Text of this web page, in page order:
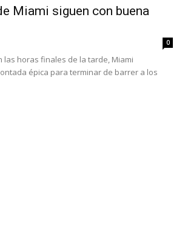
Miami siguen con buena
0
las horas finales de la tarde, Miami
épica para terminar de barrer a los